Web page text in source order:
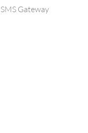
SMS Gateway